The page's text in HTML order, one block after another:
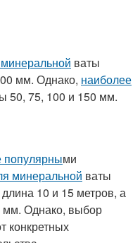
ваты
мм. Однако, наиболее
50, 75, 100 и 150 мм.
популярными
минеральной ваты
10 и 15 метров, а
мм. Однако, выбор
конкретных